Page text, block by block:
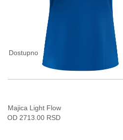
Dostupno
Majica Light Flow
OD 2713.00 RSD